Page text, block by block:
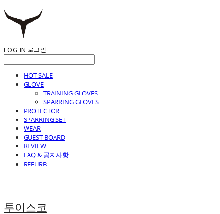
LOG IN 로그인
HOT SALE
GLOVE
TRAINING GLOVES
SPARRING GLOVES
PROTECTOR
SPARRING SET
WEAR
GUEST BOARD
REVIEW
FAQ & 공지사항
REFURB
투이스코